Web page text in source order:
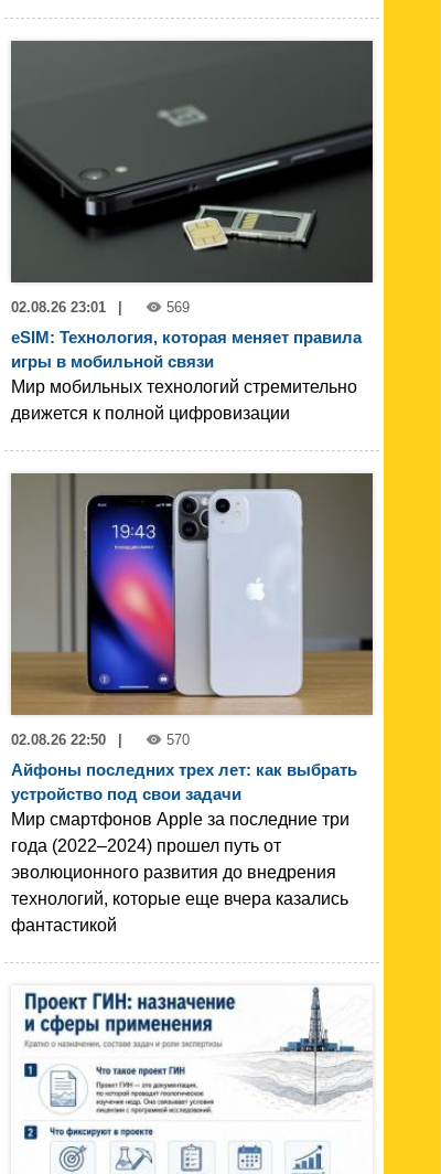
02.08.26 23:01 569
eSIM: Технология, которая меняет правила
игры в мобильной связи
Мир мобильных технологий стремительно
движется к полной цифровизации
02.08.26 22:50 | 570
Айфоны последних трех лет: как выбрать
устройство под свои задачи
Мир смартфонов Apple за последние три
года (2022–2024) прошел путь от
эволюционного развития до внедрения
технологий, которые еще вчера казались
фантастикой